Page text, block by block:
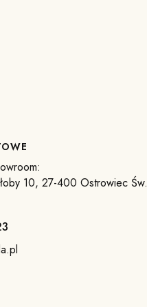
10, 27-400 Ostrowiec Św.